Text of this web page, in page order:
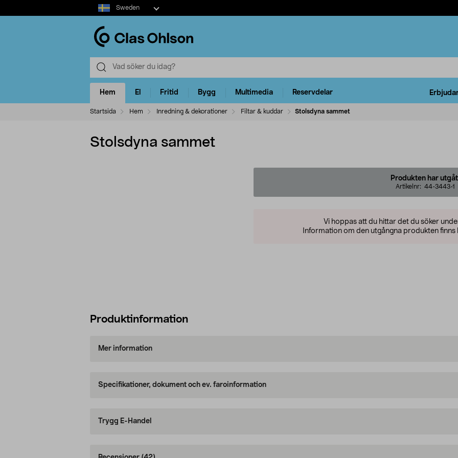
Select
market
Sweden
Hem El Fritid Bygg Multimedia Reservdelar
Startsida Hem Inredning & dekorationer Filtar & kuddar Stolsdyna sammet
Stolsdyna sammet
Produkten har
Artikelnr: 44-3443-1
Vi hoppas att du hittar det du söker
Information om den utgångna produkten finns
Produktinformation
Mer information
Specifikationer, dokument och ev. faroinformation
Trygg E-Handel